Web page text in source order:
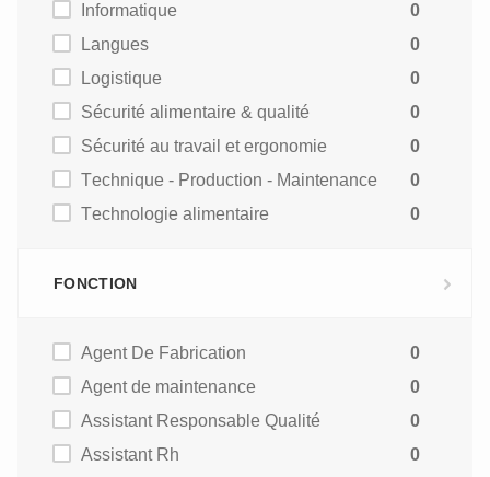
Informatique
0
Langues
0
Logistique
0
Sécurité alimentaire & qualité
0
Sécurité au travail et ergonomie
0
Technique - Production - Maintenance
0
Technologie alimentaire
0
FONCTION
Agent De Fabrication
0
Agent de maintenance
0
Assistant Responsable Qualité
0
Assistant Rh
0